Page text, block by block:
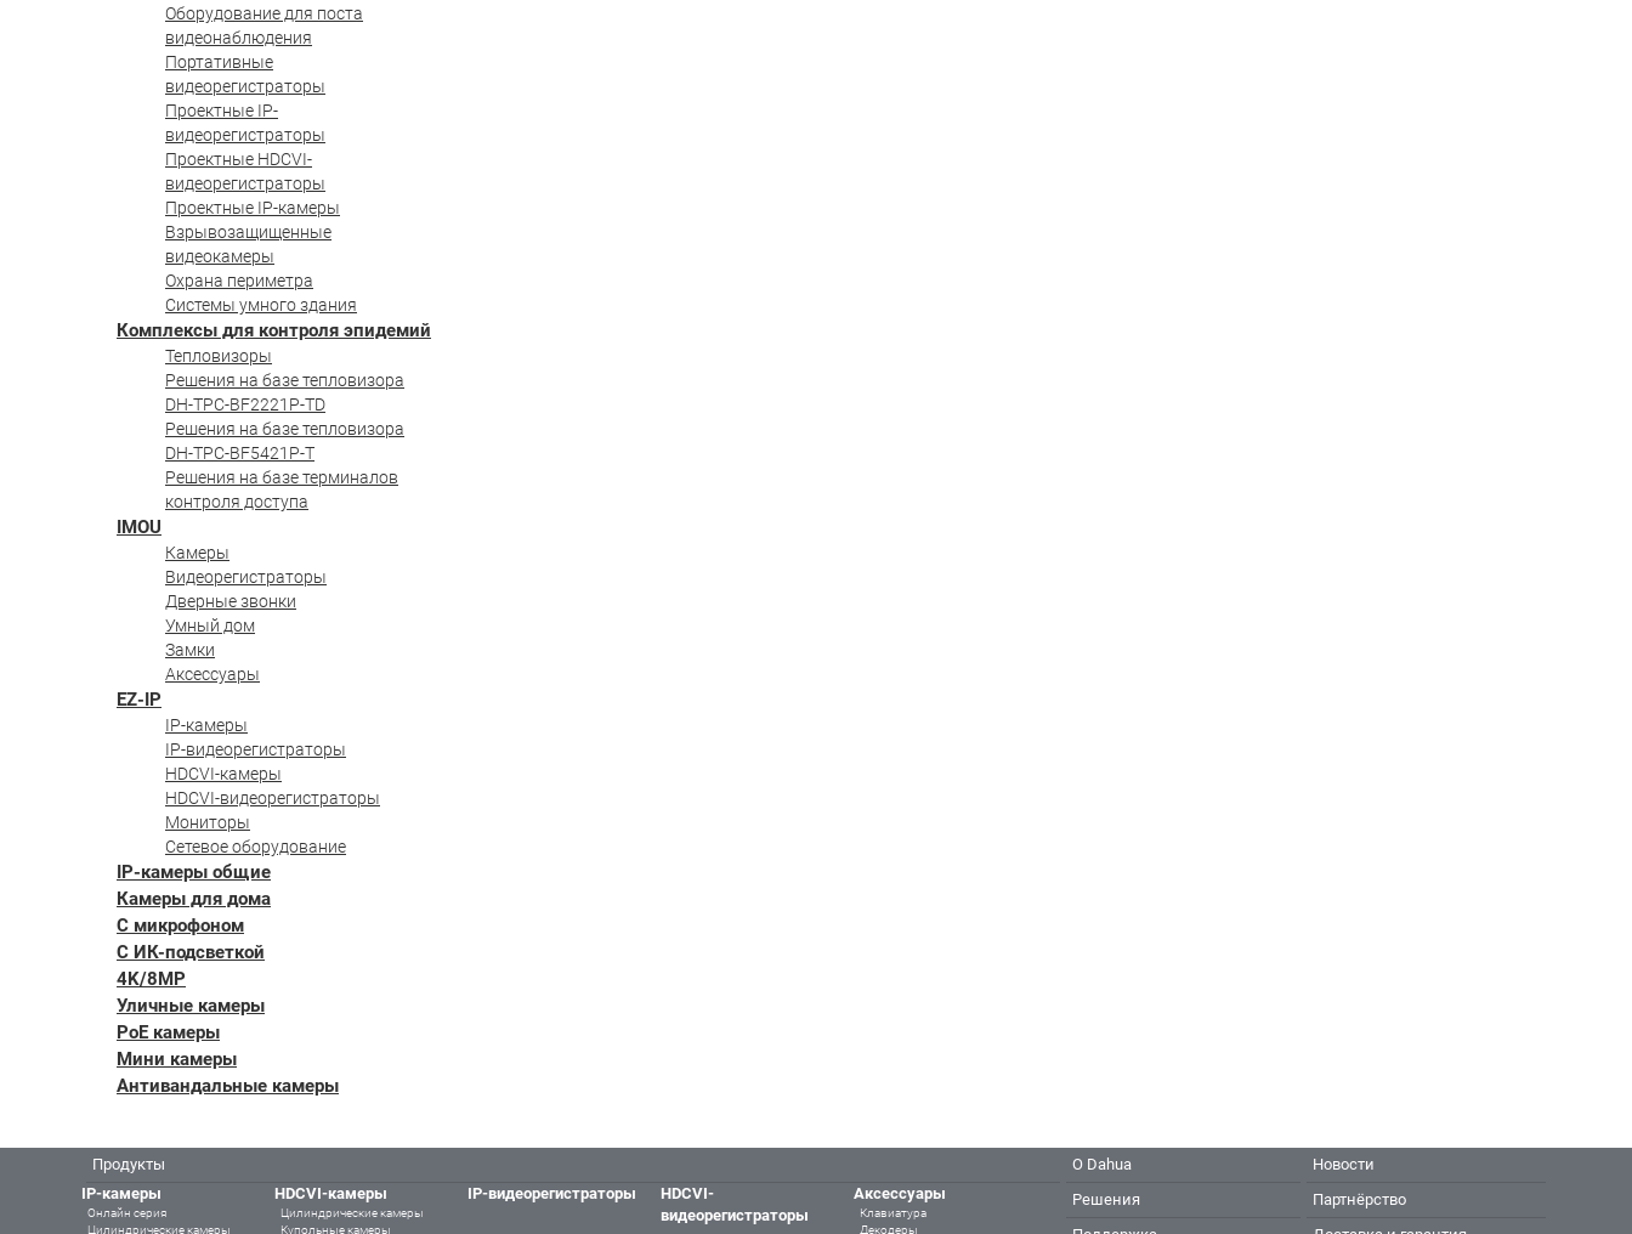
Оборудование для поста
видеонаблюдения
Портативные
видеорегистраторы
Проектные IP-
видеорегистраторы
Проектные HDCVI-
видеорегистраторы
Проектные IP-камеры
Взрывозащищенные
видеокамеры
Охрана периметра
Системы умного здания
Комплексы для контроля эпидемий
Тепловизоры
Решения на базе тепловизора
DH-TPC-BF2221P-TD
Решения на базе тепловизора
DH-TPC-BF5421P-T
Решения на базе терминалов
контроля доступа
IMOU
Камеры
Видеорегистраторы
Дверные звонки
Умный дом
Замки
Аксессуары
EZ-IP
IP-камеры
IP-видеорегистраторы
HDCVI-камеры
HDCVI-видеорегистраторы
Мониторы
Сетевое оборудование
IP-камеры общие
Камеры для дома
С микрофоном
С ИК-подсветкой
4K/8MP
Уличные камеры
PoE камеры
Мини камеры
Антивандальные камеры
Продукты
IP-камеры
Онлайн серия
Цилиндрические камеры
HDCVI-камеры
Цилиндрические камеры
Купольные камеры
IP-видеорегистраторы
HDCVI-
видеорегистраторы
Аксессуары
Клавиатура
Декодеры
О Dahua
Решения
Новости
Партнёрство